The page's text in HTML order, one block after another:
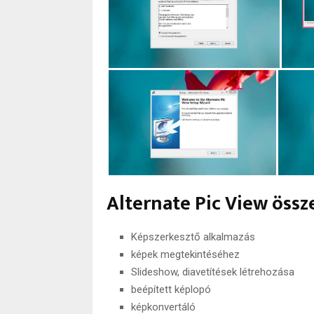
Alternate Pic View
Képszerkesztő alkalmazás
képek megtekintéséhez
Slideshow, diavetítések létrehozása
beépített képlopó
képkonvertáló